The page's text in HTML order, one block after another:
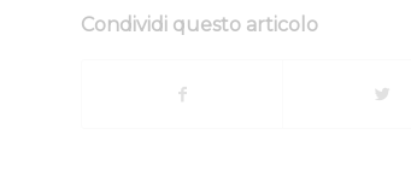
Condividi questo articolo